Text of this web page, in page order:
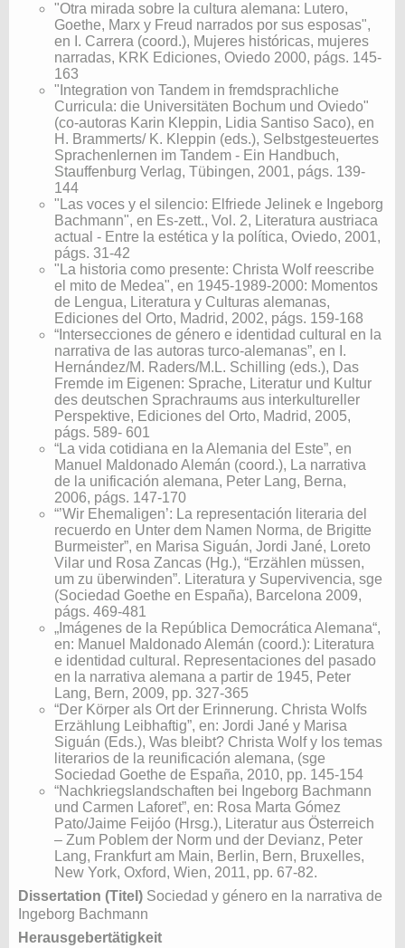
"Otra mirada sobre la cultura alemana: Lutero,
Goethe, Marx y Freud narrados por sus esposas",
en I. Carrera (coord.), Mujeres históricas, mujeres
narradas, KRK Ediciones, Oviedo 2000, págs. 145-
163
"Integration von Tandem in fremdsprachliche
Curricula: die Universitäten Bochum und Oviedo"
(co-autoras Karin Kleppin, Lidia Santiso Saco), en
H. Brammerts/ K. Kleppin (eds.), Selbstgesteuertes
Sprachenlernen im Tandem - Ein Handbuch,
Stauffenburg Verlag, Tübingen, 2001, págs. 139-
144
"Las voces y el silencio: Elfriede Jelinek e Ingeborg
Bachmann", en Es-zett., Vol. 2, Literatura austriaca
actual - Entre la estética y la política, Oviedo, 2001,
págs. 31-42
"La historia como presente: Christa Wolf reescribe
el mito de Medea", en 1945-1989-2000: Momentos
de Lengua, Literatura y Culturas alemanas,
Ediciones del Orto, Madrid, 2002, págs. 159-168
“Intersecciones de género e identidad cultural en la
narrativa de las autoras turco-alemanas”, en I.
Hernández/M. Raders/M.L. Schilling (eds.), Das
Fremde im Eigenen: Sprache, Literatur und Kultur
des deutschen Sprachraums aus interkultureller
Perspektive, Ediciones del Orto, Madrid, 2005,
págs. 589- 601
“La vida cotidiana en la Alemania del Este”, en
Manuel Maldonado Alemán (coord.), La narrativa
de la unificación alemana, Peter Lang, Berna,
2006, págs. 147-170
“’Wir Ehemaligen’: La representación literaria del
recuerdo en Unter dem Namen Norma, de Brigitte
Burmeister”, en Marisa Siguán, Jordi Jané, Loreto
Vilar und Rosa Zancas (Hg.), “Erzählen müssen,
um zu überwinden”. Literatura y Supervivencia, sge
(Sociedad Goethe en España), Barcelona 2009,
págs. 469-481
„Imágenes de la República Democrática Alemana“,
en: Manuel Maldonado Alemán (coord.): Literatura
e identidad cultural. Representaciones del pasado
en la narrativa alemana a partir de 1945, Peter
Lang, Bern, 2009, pp. 327-365
“Der Körper als Ort der Erinnerung. Christa Wolfs
Erzählung Leibhaftig”, en: Jordi Jané y Marisa
Siguán (Eds.), Was bleibt? Christa Wolf y los temas
literarios de la reunificación alemana, (sge
Sociedad Goethe de España, 2010, pp. 145-154
“Nachkriegslandschaften bei Ingeborg Bachmann
und Carmen Laforet”, en: Rosa Marta Gómez
Pato/Jaime Feijóo (Hrsg.), Literatur aus Österreich
– Zum Poblem der Norm und der Devianz, Peter
Lang, Frankfurt am Main, Berlin, Bern, Bruxelles,
New York, Oxford, Wien, 2011, pp. 67-82.
Dissertation (Titel) Sociedad y género en la narrativa de
Ingeborg Bachmann
Herausgebertätigkeit